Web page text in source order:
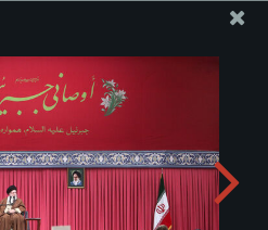
ارسال نامه
وجوهات
دیدار هزاران نفر از زنان و دختران